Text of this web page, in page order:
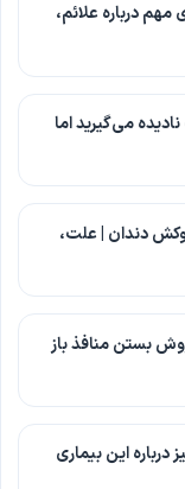
درباره علائم،
علامتی که نادیده می‌گیرید اما
دندان | علت،
بستن منافذ باز
این بیماری